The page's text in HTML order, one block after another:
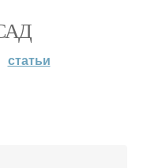
статьи